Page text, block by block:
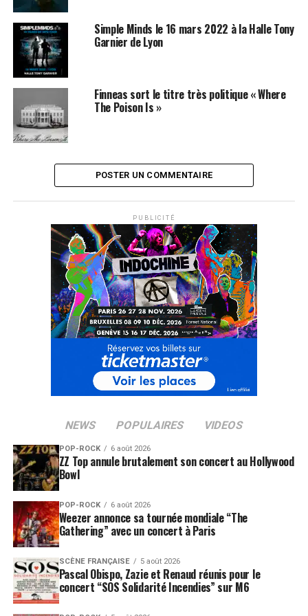
dernier avertissement : «
cela se produira, vous pourrez dire que vous l’aviez déjà
lu (…) Nous vivons une époque terrifiante dans laquelle
notre président incompétent est aux mains d’un pouvoir
étranger».
LES ALBUMS DE MOBY SONT DISPONIBLES SUR
SUJETS ASSOCIÉS:
Simple Minds le 16 mars 2022 à la Halle Tony
Garnier de Lyon
Finneas sort le titre très politique « Where
The Poison Is »
POSTER UN COMMENTAIRE
PUBLICITÉ
NEWS POPULAIRES VIDEOS
POP-ROCK 6 août 2026
ZZ Top annule brutalement son concert au Hollywood
Bowl
POP-ROCK 6 août 2026
Weezer annonce sa tournée mondiale “The
Gathering” avec un concert à Paris
SCÈNE FRANÇAISE 5 août 2026
Pascal Obispo, Zazie et Renaud réunis pour le
concert “SOS Solidarité Incendies” sur M6